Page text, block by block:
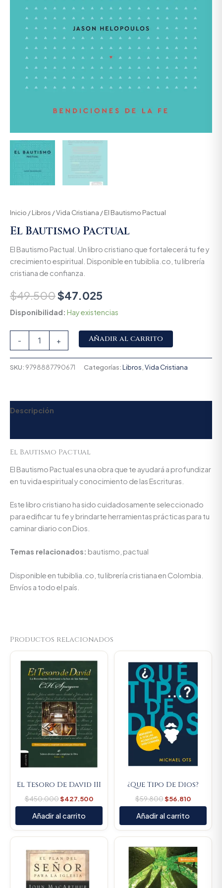
Inicio /Libros /Vida Cristiana / El Bautismo Pactual
El Bautismo Pactual
El Bautismo Pactual. Un libro cristiano que fortalecerá tu fe y
crecimiento espiritual. Disponible en tubiblia.co, tu librería
cristiana de confianza.
$49.500$47.025
Disponibilidad: Hay existencias
- + Añadir al carrito
SKU: 9798887790671 Categorías:Libros Vida Cristiana
Descripción
El Bautismo Pactual
El Bautismo Pactual es una obra que te ayudará a profundizar
en tu vida espiritual y conocimiento de las Escrituras.
Este libro cristiano ha sido cuidadosamente seleccionado
para edificar tu fe y brindarte herramientas prácticas para tu
caminar diario con Dios.
Temas relacionados: bautismo, pactual
Disponible en tubiblia.co, tu librería cristiana en Colombia.
Envíos a todo el país.
Productos relacionados
El Tesoro De David III
$450.000
price
was:
$450.000.
$427.500
Current
price
$427.500.
Añadir al carrito
¿Que Tipo De Dios?
$59.800
price
$59.800.
$56.810
Current
price
$56.810.
Añadir al carrito
price
was:
$66.700.
Current
price
price
was:
$57.200.
Current
price
is: